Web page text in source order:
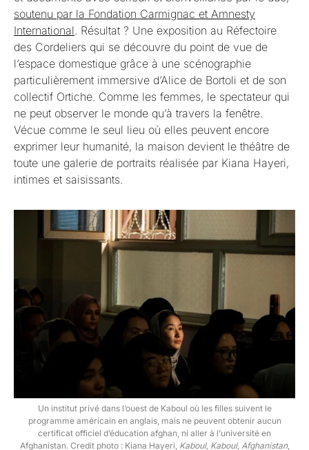
soutenu par la Fondation Carmignac et Amnesty
International. Résultat ? Une exposition au Réfectoire
des Cordeliers qui se découvre du point de vue de
l’espace domestique grâce à une scénographie
particulièrement immersive d’Alice de Bortoli et de son
collectif Ortiche. Comme les femmes, le spectateur qui
ne peut observer le monde qu’à travers la fenêtre.
Vécue comme le seul lieu où elles peuvent encore
exprimer leur humanité, la maison devient le théâtre de
toute une galerie de portraits réalisée par Kiana Hayeri,
intimes et saisissants.
Un institut privé dans l’ouest de Kaboul où les filles suivent le
programme américain en anglais, mais ne peuvent obtenir aucun
certificat officiel d’éducation afghan, ni aller à l’université en
Afghanistan. Credit photo : Kiana Hayeri, Kaboul, Kaboul, Afghanistan,